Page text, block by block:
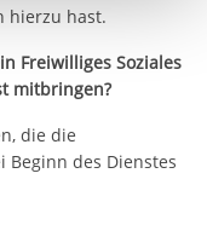
von einer
hierzu hast.
Freiwilliges Soziales
mitbringen?
die die
des Dienstes